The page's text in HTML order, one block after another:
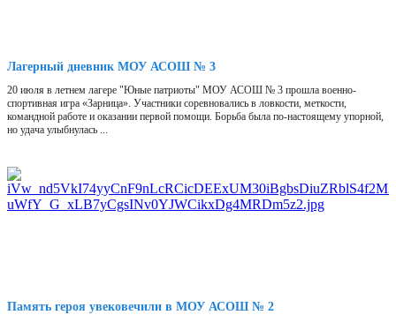
Лагерный дневник МОУ АСОШ № 3
20 июля в летнем лагере "Юные патриоты" МОУ АСОШ № 3 прошла военно-
спортивная игра «Зарница». Участники соревновались в ловкости, меткости,
командной работе и оказании первой помощи. Борьба была по-настоящему упорной,
но удача улыбнулась ...
Память героя увековечили в МОУ АСОШ № 2